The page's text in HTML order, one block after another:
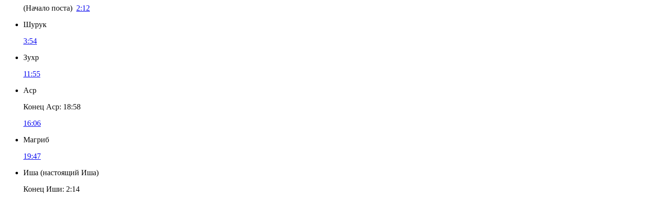
(Начало поста) 2:12
Шурук
3:54
Зухр
11:55
Аср
Конец Аср: 18:58
16:06
Магриб
19:47
Иша (настоящий Иша)
Конец Иши: 2:14